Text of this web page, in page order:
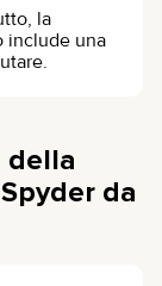
la
include una
della
da